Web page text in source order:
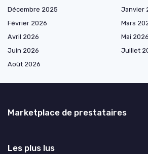
Décembre 2025
Janvier
Février 2026
Mars
Avril 2026
Mai 2026
Juin 2026
Juillet
Août 2026
Marketplace de prestataires
Les plus lus